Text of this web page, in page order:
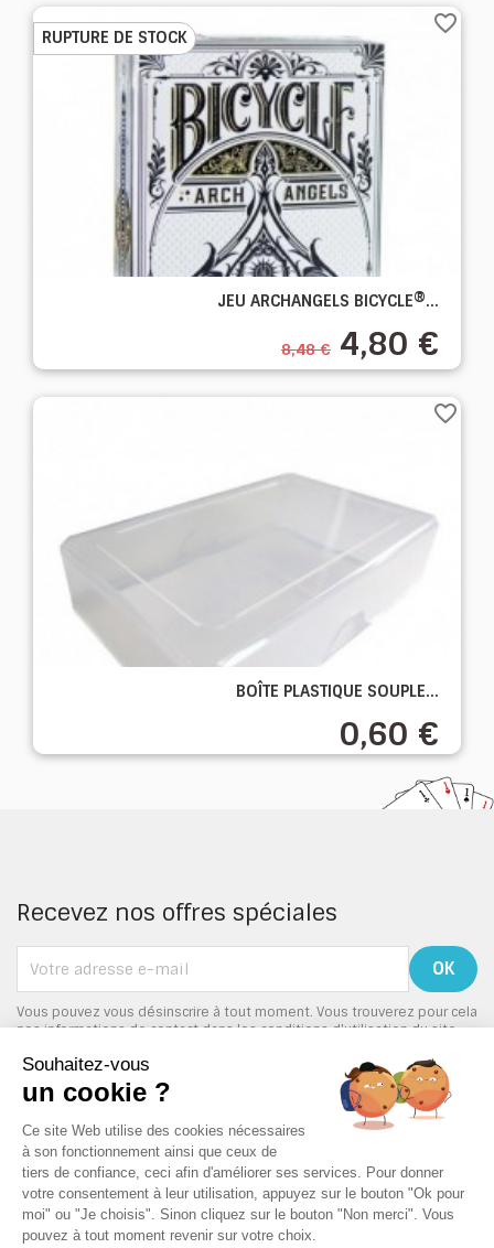
JEU ARCHANGELS BICYCLE®...
8,48 € 4,80 €
RUPTURE DE STOCK
favorite_border
BOÎTE PLASTIQUE SOUPLE...
0,60 €
favorite_border
Recevez nos offres spéciales
Vous pouvez vous désinscrire à tout moment. Vous trouverez pour cela
nos informations de contact dans les conditions d'utilisation du site.
PRODUITS
NOTRE SOCIÉTÉ 